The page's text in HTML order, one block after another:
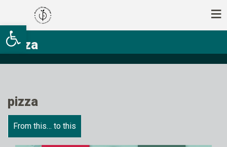
Ανοίξτε τη γραμμή εργαλείων
pizza
pizza
From this… to this